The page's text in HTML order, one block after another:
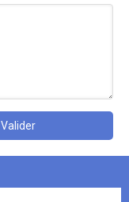
Valider